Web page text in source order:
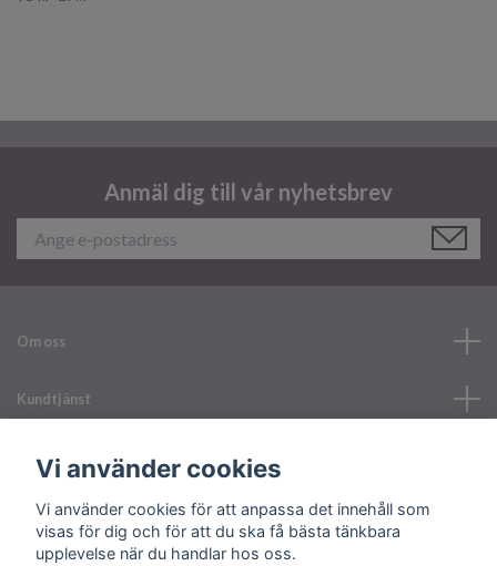
Anmäl dig till vår nyhetsbrev
Om oss
Kundtjänst
Läs mer
Sociala medier
Vi använder cookies
Vi använder cookies för att anpassa det innehåll som
visas för dig och för att du ska få bästa tänkbara
upplevelse när du handlar hos oss.